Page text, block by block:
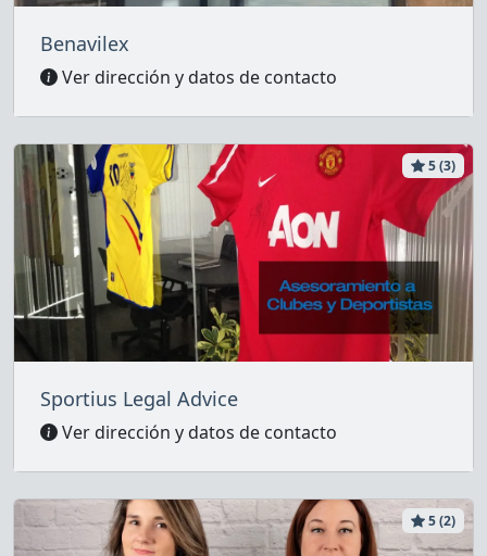
Benavilex
Ver dirección y datos de contacto
5 (3)
Sportius Legal Advice
Ver dirección y datos de contacto
5 (2)